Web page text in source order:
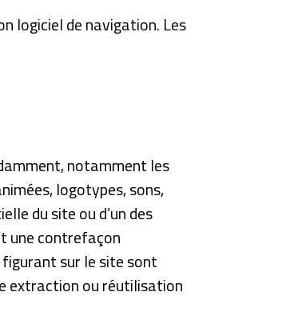
logiciel de navigation. Les
notamment les
logotypes, sons,
du site ou d’un des
une contrefaçon
sur le site sont
extraction ou réutilisation